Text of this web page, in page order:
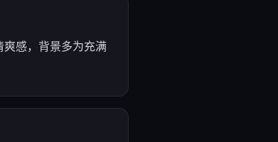
爽感，背景多为充满